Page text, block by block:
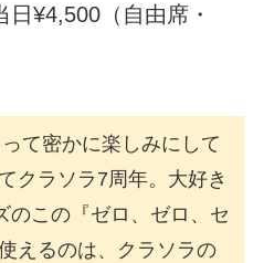
¥4,500（自由席・
て密かに楽しみにして
クラソラ7周年。大好き
のこの『ゼロ、ゼロ、セ
えるのは、クラソラの